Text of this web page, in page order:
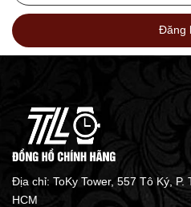
Đăng
Địa chỉ: ToKy Tower, 557 Tô Ký,
HCM